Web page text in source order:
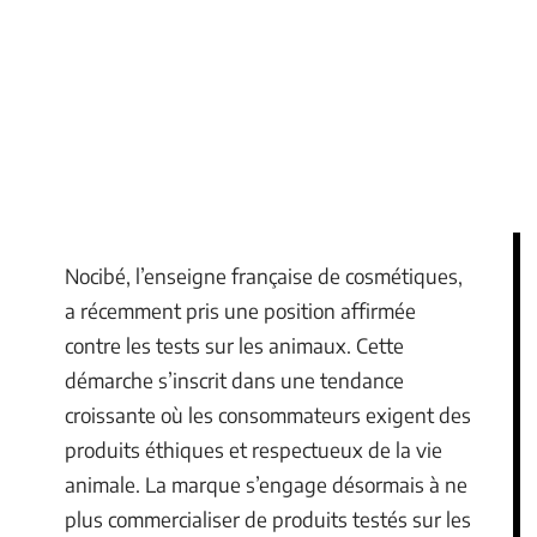
Nocibé, l’enseigne française de cosmétiques,
a récemment pris une position affirmée
contre les tests sur les animaux. Cette
démarche s’inscrit dans une tendance
croissante où les consommateurs exigent des
produits éthiques et respectueux de la vie
animale. La marque s’engage désormais à ne
plus commercialiser de produits testés sur les